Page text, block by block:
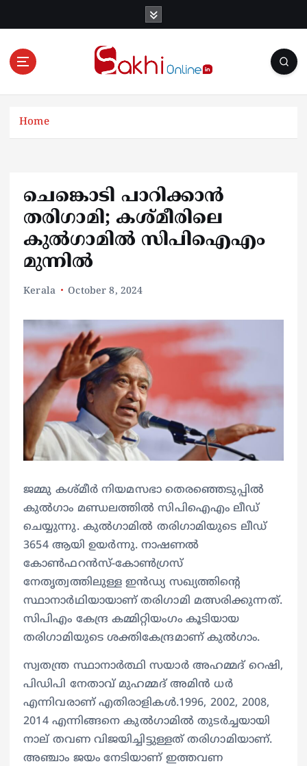
Online News Portal
Home
ചെങ്കൊടി പാറിക്കാൻ
തരിഗാമി; കശ്മീരിലെ
കുൽഗാമിൽ സിപിഐഎം
മുന്നിൽ
Kerala October 8, 2024
ജമ്മു കശ്മീർ നിയമസഭാ തെരഞ്ഞെടുപ്പിൽ
കുൽഗാം മണ്ഡലത്തിൽ സിപിഐഎം ലീഡ്
ചെയ്യുന്നു. കുൽഗാമിൽ തരിഗാമിയുടെ ലീഡ്
3654 ആയി ഉയർന്നു. നാഷണല്‍
കോണ്‍ഫറന്‍സ്-കോണ്‍ഗ്രസ്
നേതൃത്വത്തിലുള്ള ഇന്‍ഡ്യ സഖ്യത്തിന്റെ
സ്ഥാനാര്‍ഥിയായാണ് തരിഗാമി മത്സരിക്കുന്നത്.
സിപിഎം കേന്ദ്ര കമ്മിറ്റിയംഗം കൂടിയായ
തരിഗാമിയുടെ ശക്തികേന്ദ്രമാണ് കുല്‍ഗാം.
സ്വതന്ത്ര സ്ഥാനാർത്ഥി സയാർ അഹമ്മദ് റെഷി,
പിഡിപി നേതാവ് മുഹമ്മദ് അമിൻ ധർ
എന്നിവരാണ് എതിരാളികൾ.1996, 2002, 2008,
2014 എന്നിങ്ങനെ കുൽഗാമിൽ തുടർച്ചയായി
നാല് തവണ വിജയിച്ചിട്ടുള്ളത് തരിഗാമിയാണ്.
അഞ്ചാം ജയം നേടിയാണ് ഇത്തവണ